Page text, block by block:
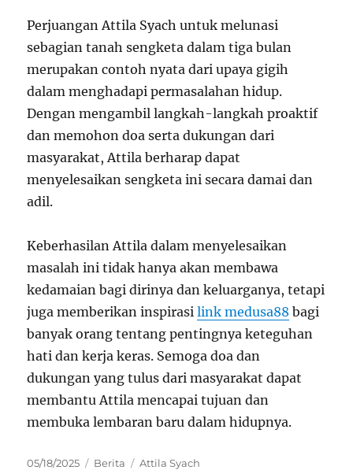
Perjuangan Attila Syach untuk melunasi
sebagian tanah sengketa dalam tiga bulan
merupakan contoh nyata dari upaya gigih
dalam menghadapi permasalahan hidup.
Dengan mengambil langkah-langkah proaktif
dan memohon doa serta dukungan dari
masyarakat, Attila berharap dapat
menyelesaikan sengketa ini secara damai dan
adil.
Keberhasilan Attila dalam menyelesaikan
masalah ini tidak hanya akan membawa
kedamaian bagi dirinya dan keluarganya, tetapi
juga memberikan inspirasilink medusa88 bagi
banyak orang tentang pentingnya keteguhan
hati dan kerja keras. Semoga doa dan
dukungan yang tulus dari masyarakat dapat
membantu Attila mencapai tujuan dan
membuka lembaran baru dalam hidupnya.
Posted
05/18/2025 Categories
Berita Tags
Attila Syach